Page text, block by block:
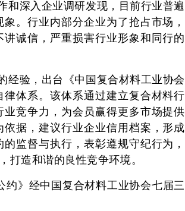
和深入企业调研发现，目前行业普遍
。行业内部分企业为了抢占市场，
诚信，严重损害行业形象和同行的
经验，出台《中国复合材料工业协会
体系。该体系通过建立复合材料行
竞争力，为会员赢得更多市场提供
据，建议行业企业信用档案，形成
监督与执行，表彰遵规守纪行为，
打造和谐的良性竞争环境。
约》经中国复合材料工业协会七届三